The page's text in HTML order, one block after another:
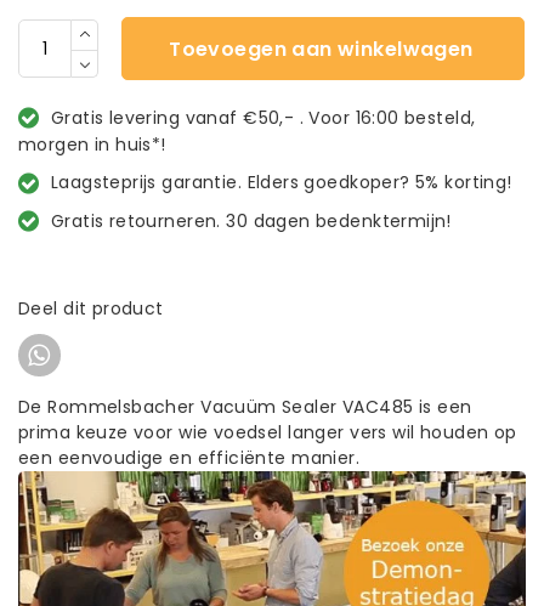
Toevoegen aan winkelwagen
Gratis levering vanaf €50,- . Voor 16:00 besteld,
morgen in huis*!
Laagsteprijs garantie. Elders goedkoper? 5% korting!
Gratis retourneren. 30 dagen bedenktermijn!
Deel dit product
De Rommelsbacher Vacuüm Sealer VAC485 is een
prima keuze voor wie voedsel langer vers wil houden op
een eenvoudige en efficiënte manier.